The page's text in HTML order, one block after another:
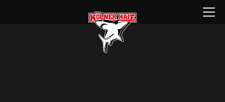
Menü
öffnen